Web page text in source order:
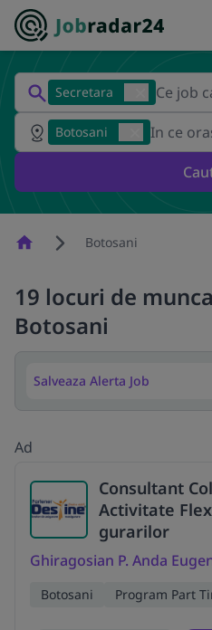
Secretara
Botosani
HomepageBotosani
19 locuri de
Botosani
Salveaza Alerta Job
Ad
Consultant
Activitate
gurarilor
Ghiragosian P. Anda
Botosani Program Part